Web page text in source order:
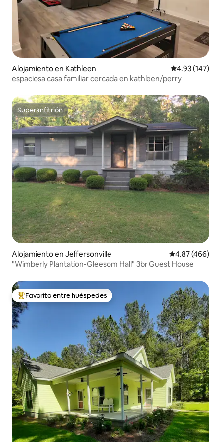
Alojamiento en Kathleen Calificación
4.93 (147)
espaciosa casa familiar cercada en kathleen/perry
Superanfitrión
Superanfitrión
Alojamiento en Jeffersonville Calificación
4.87 (466)
"Wimberly Plantation-Gleesom Hall" 3br Guest House
Favorito entre huéspedes preferido
Favorito entre huéspedes